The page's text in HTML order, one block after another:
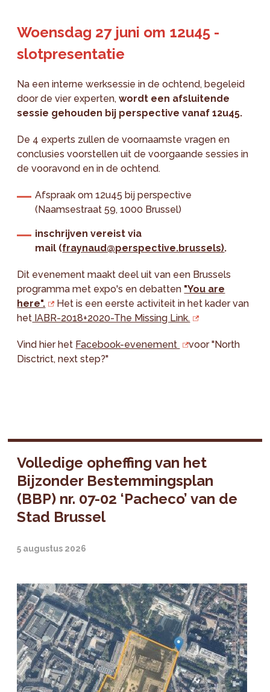
Woensdag 27 juni om 12u45 -
slotpresentatie
Na een interne werksessie in de ochtend, begeleid
door de vier experten,wordt een afsluitende
sessie gehouden bij perspective vanaf 12u45.
De 4 experts zullen de voornaamste vragen en
conclusies voorstellen uit de voorgaande sessies in
de vooravond en in de ochtend.
Afspraak om 12u45 bij perspective
(Naamsestraat 59, 1000 Brussel)
inschrijven vereist via
mail (fraynaud@perspective.brussels).
Dit evenement maakt deel uit van een Brussels
programma met expo's en debatten "You are
here".
Het is een eerste activiteit in het kader van
het IABR-2018+2020-The Missing Link.
Vind hier het Facebook-evenement
voor "North
Disctrict, next step?"
Volledige opheffing van het
Bijzonder Bestemmingsplan
(BBP) nr. 07-02 ‘Pacheco’ van de
Stad Brussel
5 augustus 2026